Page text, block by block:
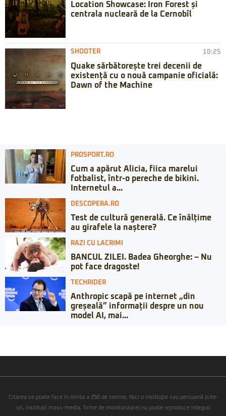
Location Showcase: Iron Forest și
centrala nucleară de la Cernobîl
SHOOTER 10:25
Quake sărbătorește trei decenii de
existență cu o nouă campanie oficială:
Dawn of the Machine
PROSPORT.RO
Cum a apărut Alicia, fiica marelui
fotbalist, într-o pereche de bikini.
Internetul a...
DESCOPERA.RO
Test de cultură generală. Ce înălțime
au girafele la naștere?
RAZI CU LACRIMI
BANCUL ZILEI. Badea Gheorghe: – Nu
pot face dragoste!
TECHRIDER
Anthropic scapă pe internet „din
greșeală” informații despre un nou
model AI, mai...
Citarea se poate face în limita a 250 de semne. Nici o instituţie sau persoană (site-
uri, instituţii mass-media, firme de monitorizare) nu poate reproduce integral